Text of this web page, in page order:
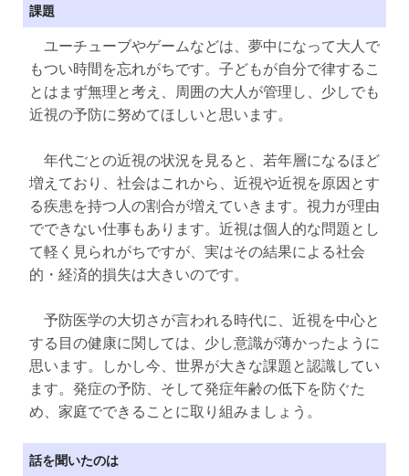
課題
ユーチューブやゲームなどは、夢中になって大人で
もつい時間を忘れがちです。子どもが自分で律するこ
とはまず無理と考え、周囲の大人が管理し、少しでも
近視の予防に努めてほしいと思います。
年代ごとの近視の状況を見ると、若年層になるほど
増えており、社会はこれから、近視や近視を原因とす
る疾患を持つ人の割合が増えていきます。視力が理由
でできない仕事もあります。近視は個人的な問題とし
て軽く見られがちですが、実はその結果による社会
的・経済的損失は大きいのです。
予防医学の大切さが言われる時代に、近視を中心と
する目の健康に関しては、少し意識が薄かったように
思います。しかし今、世界が大きな課題と認識してい
ます。発症の予防、そして発症年齢の低下を防ぐた
め、家庭でできることに取り組みましょう。
話を聞いたのは